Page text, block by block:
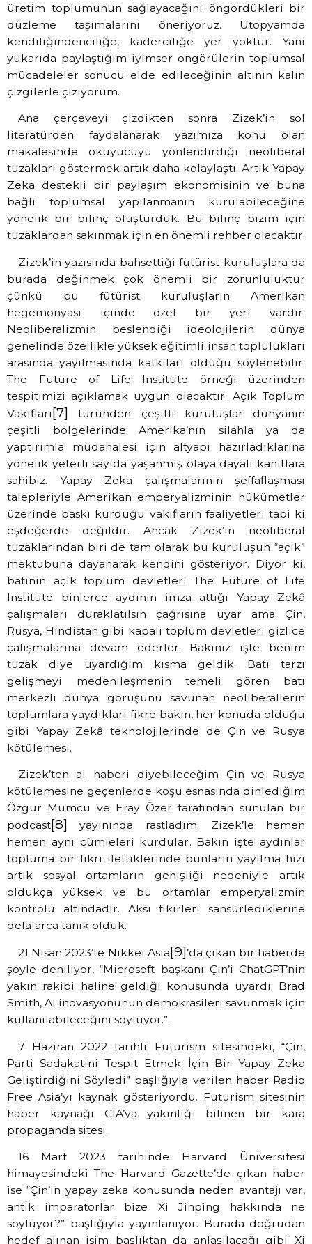
üretim toplumunun sağlayacağını öngördükleri bir
düzleme taşımalarını öneriyoruz. Ütopyamda
kendiliğindenciliğe, kaderciliğe yer yoktur. Yani
yukarıda paylaştığım iyimser öngörülerin toplumsal
mücadeleler sonucu elde edileceğinin altının kalın
çizgilerle çiziyorum.
Ana çerçeveyi çizdikten sonra Zizek’in sol
literatürden faydalanarak yazımıza konu olan
makalesinde okuyucuyu yönlendirdiği neoliberal
tuzakları göstermek artık daha kolaylaştı. Artık Yapay
Zeka destekli bir paylaşım ekonomisinin ve buna
bağlı toplumsal yapılanmanın kurulabileceğine
yönelik bir bilinç oluşturduk. Bu bilinç bizim için
tuzaklardan sakınmak için en önemli rehber olacaktır.
Zizek’in yazısında bahsettiği fütürist kuruluşlara da
burada değinmek çok önemli bir zorunluluktur
çünkü bu fütürist kuruluşların Amerikan
hegemonyası içinde özel bir yeri vardır.
Neoliberalizmin beslendiği ideolojilerin dünya
genelinde özellikle yüksek eğitimli insan toplulukları
arasında yayılmasında katkıları olduğu söylenebilir.
The Future of Life Institute örneği üzerinden
tespitimizi açıklamak uygun olacaktır. Açık Toplum
Vakıfları[7] türünden çeşitli kuruluşlar dünyanın
çeşitli bölgelerinde Amerika’nın silahla ya da
yaptırımla müdahalesi için altyapı hazırladıklarına
yönelik yeterli sayıda yaşanmış olaya dayalı kanıtlara
sahibiz. Yapay Zeka çalışmalarının şeffaflaşması
talepleriyle Amerikan emperyalizminin hükümetler
üzerinde baskı kurduğu vakıfların faaliyetleri tabi ki
eşdeğerde değildir. Ancak Zizek’in neoliberal
tuzaklarından biri de tam olarak bu kuruluşun “açık”
mektubuna dayanarak kendini gösteriyor. Diyor ki,
batının açık toplum devletleri The Future of Life
Institute binlerce aydının imza attığı Yapay Zekâ
çalışmaları duraklatılsın çağrısına uyar ama Çin,
Rusya, Hindistan gibi kapalı toplum devletleri gizlice
çalışmalarına devam ederler. Bakınız işte benim
tuzak diye uyardığım kısma geldik. Batı tarzı
gelişmeyi medenileşmenin temeli gören batı
merkezli dünya görüşünü savunan neoliberallerin
toplumlara yaydıkları fikre bakın, her konuda olduğu
gibi Yapay Zekâ teknolojilerinde de Çin ve Rusya
kötülemesi.
Zizek’ten al haberi diyebileceğim Çin ve Rusya
kötülemesine geçenlerde koşu esnasında dinlediğim
Özgür Mumcu ve Eray Özer tarafından sunulan bir
podcast[8] yayınında rastladım. Zizek’le hemen
hemen aynı cümleleri kurdular. Bakın işte aydınlar
topluma bir fikri ilettiklerinde bunların yayılma hızı
artık sosyal ortamların genişliği nedeniyle artık
oldukça yüksek ve bu ortamlar emperyalizmin
kontrolü altındadır. Aksi fikirleri sansürlediklerine
defalarca tanık olduk.
21 Nisan 2023’te Nikkei Asia[9]’da çıkan bir haberde
şöyle deniliyor, “Microsoft başkanı Çin’i ChatGPT’nin
yakın rakibi haline geldiği konusunda uyardı. Brad
Smith, AI inovasyonunun demokrasileri savunmak için
kullanılabileceğini söylüyor.”.
7 Haziran 2022 tarihli Futurism sitesindeki, “Çin,
Parti Sadakatini Tespit Etmek İçin Bir Yapay Zeka
Geliştirdiğini Söyledi” başlığıyla verilen haber Radio
Free Asia’yı kaynak gösteriyordu. Futurism sitesinin
haber kaynağı CIA’ya yakınlığı bilinen bir kara
propaganda sitesi.
16 Mart 2023 tarihinde Harvard Üniversitesi
himayesindeki The Harvard Gazette’de çıkan haber
ise “Çin’in yapay zeka konusunda neden avantajı var,
antik imparatorlar bize Xi Jinping hakkında ne
söylüyor?” başlığıyla yayınlanıyor. Burada doğrudan
hedef alınan isim başlıktan da anlaşılacağı gibi Xi